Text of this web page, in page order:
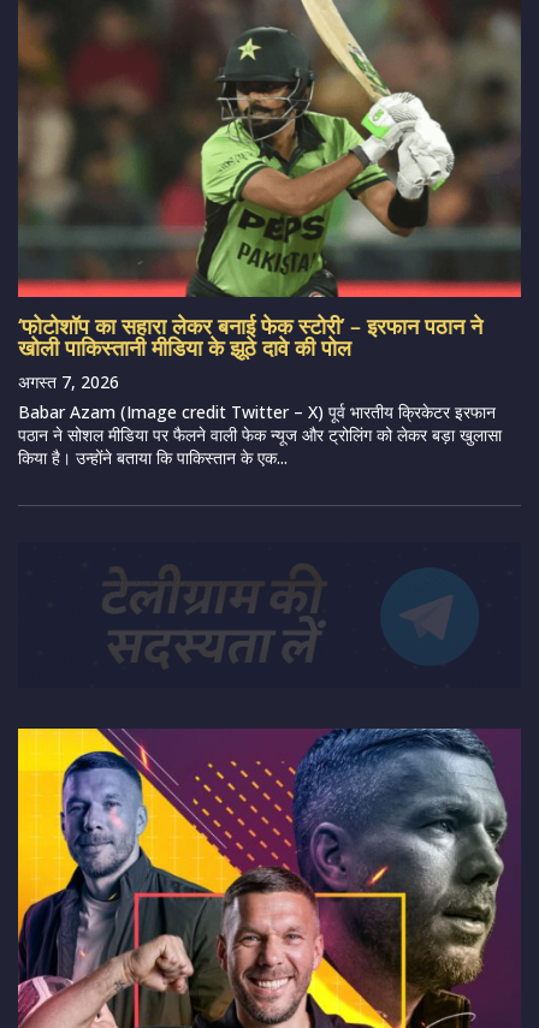
‘फोटोशॉप का सहारा लेकर बनाई फेक स्टोरी’ – इरफान पठान ने
खोली पाकिस्तानी मीडिया के झूठे दावे की पोल
अगस्त 7, 2026
Babar Azam (Image credit Twitter – X) पूर्व भारतीय क्रिकेटर इरफान
पठान ने सोशल मीडिया पर फैलने वाली फेक न्यूज और ट्रोलिंग को लेकर बड़ा खुलासा
किया है। उन्होंने बताया कि पाकिस्तान के एक...